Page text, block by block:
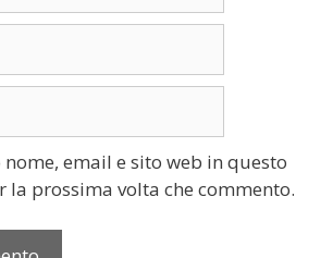
email e sito web in questo
la prossima volta che commento.